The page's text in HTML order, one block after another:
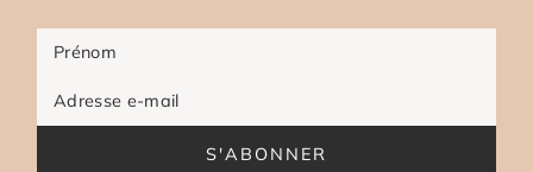
Prénom
Adresse e-mail
S'ABONNER